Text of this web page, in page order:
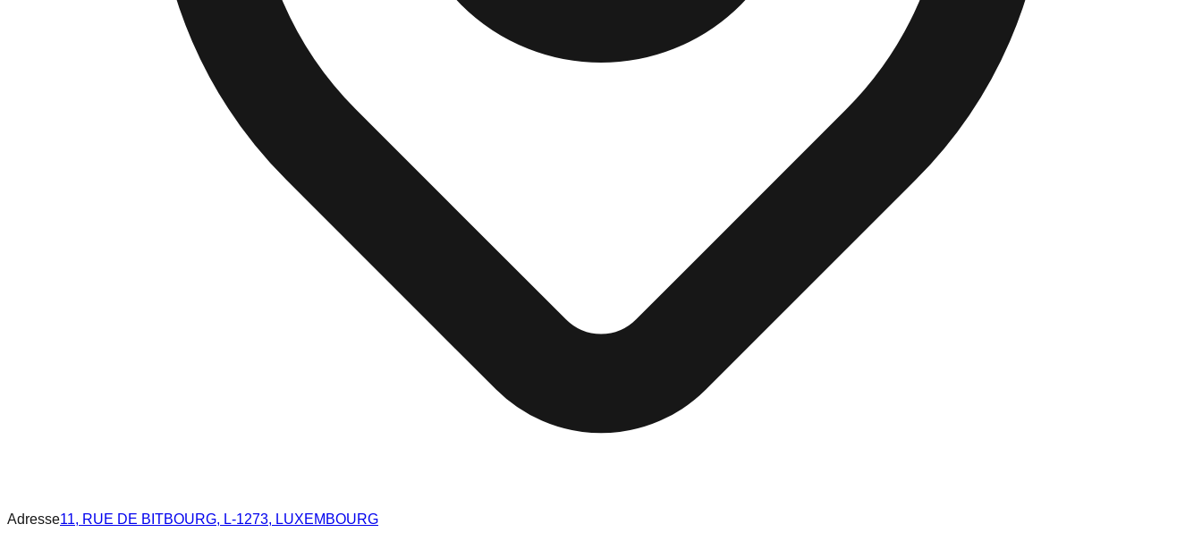
Adresse11, RUE DE BITBOURG, L-1273, LUXEMBOURG